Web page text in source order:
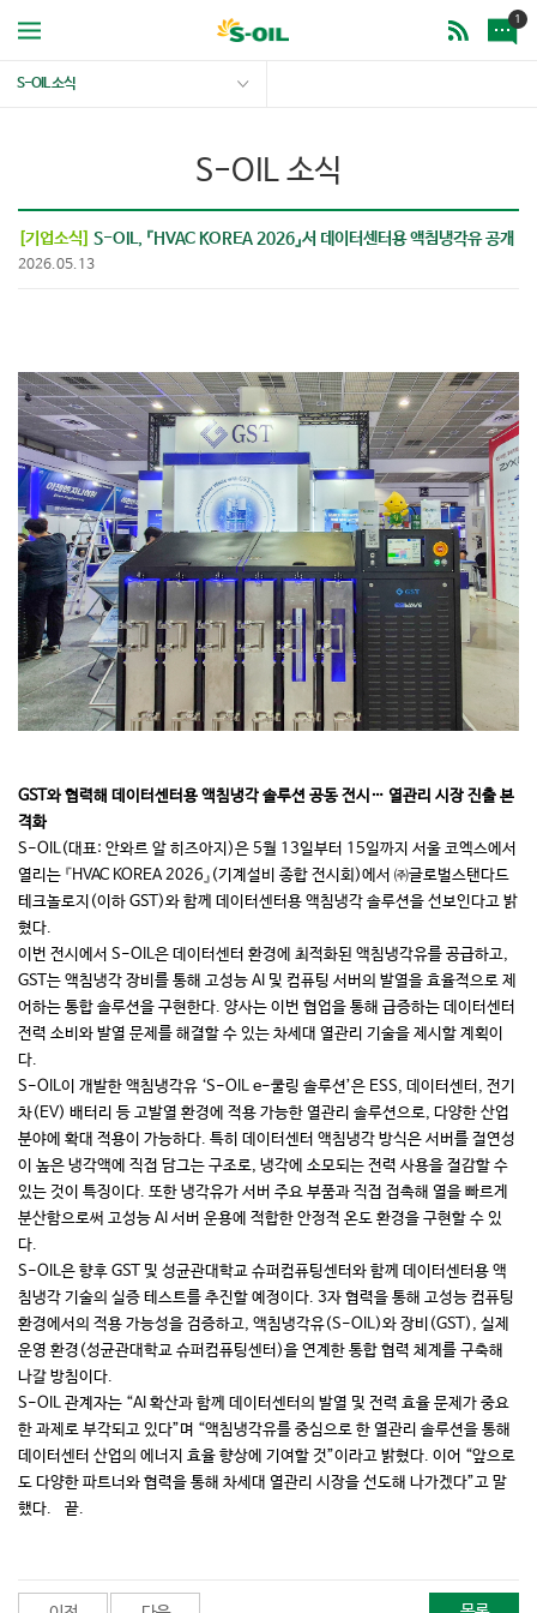
1
S-OIL 소식
S-OIL 소식
[기업소식] S-OIL, 『HVAC KOREA 2026』서 데이터센터용 액침냉각유 공개
2026.05.13
GST와 협력해 데이터센터용 액침냉각 솔루션 공동 전시… 열관리 시장 진출 본
격화
S-OIL(대표: 안와르 알 히즈아지)은 5월 13일부터 15일까지 서울 코엑스에서
열리는 『HVAC KOREA 2026』(기계설비 종합 전시회)에서 ㈜글로벌스탠다드
테크놀로지(이하 GST)와 함께 데이터센터용 액침냉각 솔루션을 선보인다고 밝
혔다.
이번 전시에서 S-OIL은 데이터센터 환경에 최적화된 액침냉각유를 공급하고,
GST는 액침냉각 장비를 통해 고성능 AI 및 컴퓨팅 서버의 발열을 효율적으로 제
어하는 통합 솔루션을 구현한다. 양사는 이번 협업을 통해 급증하는 데이터센터
전력 소비와 발열 문제를 해결할 수 있는 차세대 열관리 기술을 제시할 계획이
다.
S-OIL이 개발한 액침냉각유 ‘S-OIL e-쿨링 솔루션’은 ESS, 데이터센터, 전기
차(EV) 배터리 등 고발열 환경에 적용 가능한 열관리 솔루션으로, 다양한 산업
분야에 확대 적용이 가능하다. 특히 데이터센터 액침냉각 방식은 서버를 절연성
이 높은 냉각액에 직접 담그는 구조로, 냉각에 소모되는 전력 사용을 절감할 수
있는 것이 특징이다. 또한 냉각유가 서버 주요 부품과 직접 접촉해 열을 빠르게
분산함으로써 고성능 AI 서버 운용에 적합한 안정적 온도 환경을 구현할 수 있
다.
S-OIL은 향후 GST 및 성균관대학교 슈퍼컴퓨팅센터와 함께 데이터센터용 액
침냉각 기술의 실증 테스트를 추진할 예정이다. 3자 협력을 통해 고성능 컴퓨팅
환경에서의 적용 가능성을 검증하고, 액침냉각유(S-OIL)와 장비(GST), 실제
운영 환경(성균관대학교 슈퍼컴퓨팅센터)을 연계한 통합 협력 체계를 구축해
나갈 방침이다.
S-OIL 관계자는 “AI 확산과 함께 데이터센터의 발열 및 전력 효율 문제가 중요
한 과제로 부각되고 있다”며 “액침냉각유를 중심으로 한 열관리 솔루션을 통해
데이터센터 산업의 에너지 효율 향상에 기여할 것”이라고 밝혔다. 이어 “앞으로
도 다양한 파트너와 협력을 통해 차세대 열관리 시장을 선도해 나가겠다”고 말
했다. 끝.